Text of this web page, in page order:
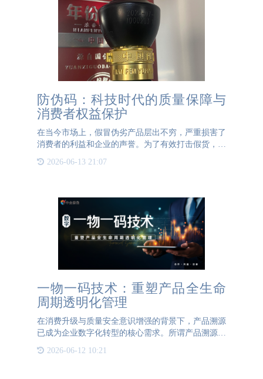
防伪码：科技时代的质量保障与
消费者权益保护
在当今市场上，假冒伪劣产品层出不穷，严重损害了
消费者的利益和企业的声誉。为了有效打击假货，保
护消费者权益，防伪技术应运而生，其中防伪码成为
了最为广泛应用的一种手段。防伪码是一种独特的数
2026-06-13 21:07
一物一码技术：重塑产品全生命
周期透明化管理
在消费升级与质量安全意识增强的背景下，产品溯源
已成为企业数字化转型的核心需求。所谓产品溯源，
即通过数字化手段完整记录产品从原材料采集、生产
加工到流通销售的全链条信息，构建可查询、可验
2026-06-12 10:21